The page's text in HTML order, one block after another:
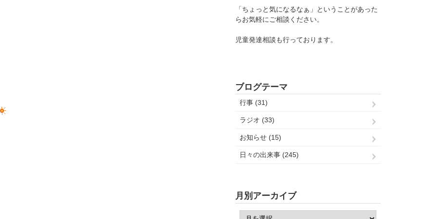
「ちょっと気になるなぁ」ということがあった
らお気軽にご相談ください。
児童発達相談も行っております。
ブログテーマ
行事 (31)
ラジオ (33)
お知らせ (15)
日々の出来事 (245)
月別アーカイブ